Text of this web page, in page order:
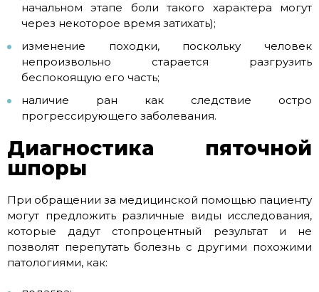
начальном этапе боли такого характера могут
через некоторое время затихать);
изменение походки, поскольку человек
непроизвольно старается разгрузить
беспокоящую его часть;
наличие ран как следствие остро
прогрессирующего заболевания.
Диагностика пяточной
шпоры
При обращении за медицинской помощью пациенту
могут предложить различные виды исследования,
которые дадут стопроцентный результат и не
позволят перепутать болезнь с другими похожими
патологиями, как: